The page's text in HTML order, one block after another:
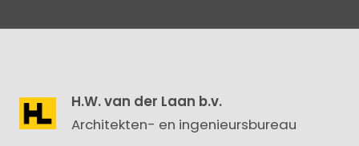
H.W. van der Laan b.v.
Architekten- en ingenieursbureau